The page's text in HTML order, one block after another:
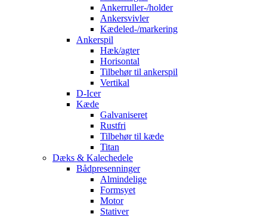
Ankerruller-/holder
Ankersvivler
Kædeled-/markering
Ankerspil
Hæk/agter
Horisontal
Tilbehør til ankerspil
Vertikal
D-Icer
Kæde
Galvaniseret
Rustfri
Tilbehør til kæde
Titan
Dæks & Kalechedele
Bådpresenninger
Almindelige
Formsyet
Motor
Stativer